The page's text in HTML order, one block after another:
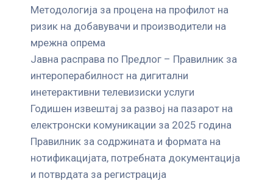
Mетодологија за процена на профилот на
ризик на добавувачи и производители на
мрежна опрема
Јавна расправа по Предлог – Правилник за
интероперабилност на дигитални
инетерактивни телевизиски услуги
Годишен извештај за развој на пазарот на
електронски комуникации за 2025 година
Правилник за содржината и формата на
нотификацијата, потребната документација
и потврдата за регистрација